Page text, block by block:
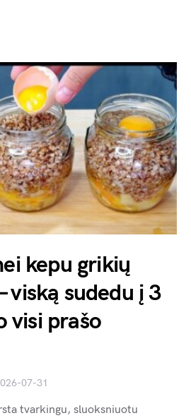
kepu grikių
sudedu į 3
visi prašo
07-31
tvarkingu, sluoksniuotu